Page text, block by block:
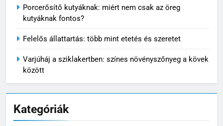
Porcerősítő kutyáknak: miért nem csak az öreg
kutyáknak fontos?
Felelős állattartás: több mint etetés és szeretet
Varjúháj a sziklakertben: színes növényszőnyeg a kövek
között
Kategóriák
6
javítani az autót?
MINDENNAPOK
7